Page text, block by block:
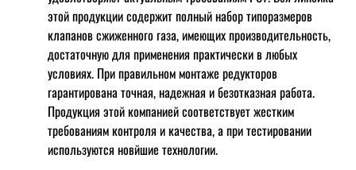
этой продукции содержит полный набор типоразмеров
клапанов сжиженного газа, имеющих производительность,
достаточную для применения практически в любых
условиях. При правильном монтаже редукторов
гарантирована точная, надежная и безотказная работа.
Продукция этой компанией соответствует жестким
требованиям контроля и качества, а при тестировании
используются новйшие технологии.